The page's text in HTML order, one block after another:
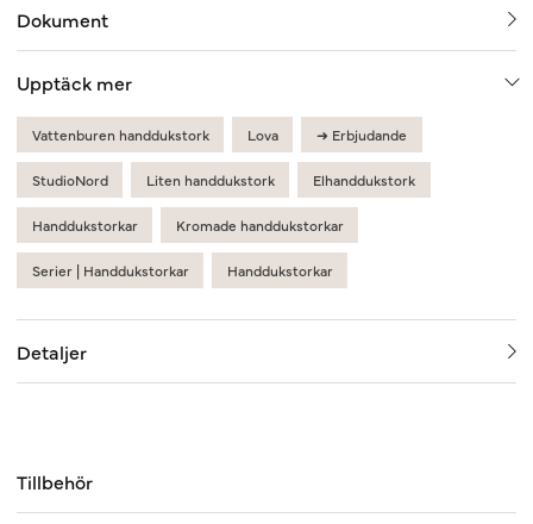
Dokument
Upptäck mer
Vattenburen handdukstork Lova ➜ Erbjudande
StudioNord Liten handdukstork Elhanddukstork
Handdukstorkar Kromade handdukstorkar
Serier | Handdukstorkar Handdukstorkar
Detaljer
Tillbehör